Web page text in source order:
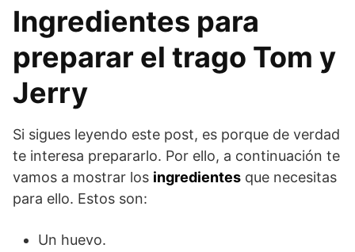
Ingredientes para
preparar el trago Tom y
Jerry
Si sigues leyendo este post, es porque de verdad
te interesa prepararlo. Por ello, a continuación te
vamos a mostrar los ingredientes que necesitas
para ello. Estos son:
Un huevo.